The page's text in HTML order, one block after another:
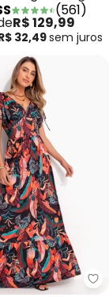
Fria
(561)
R$ 129,99
32,49sem juros
Verde em